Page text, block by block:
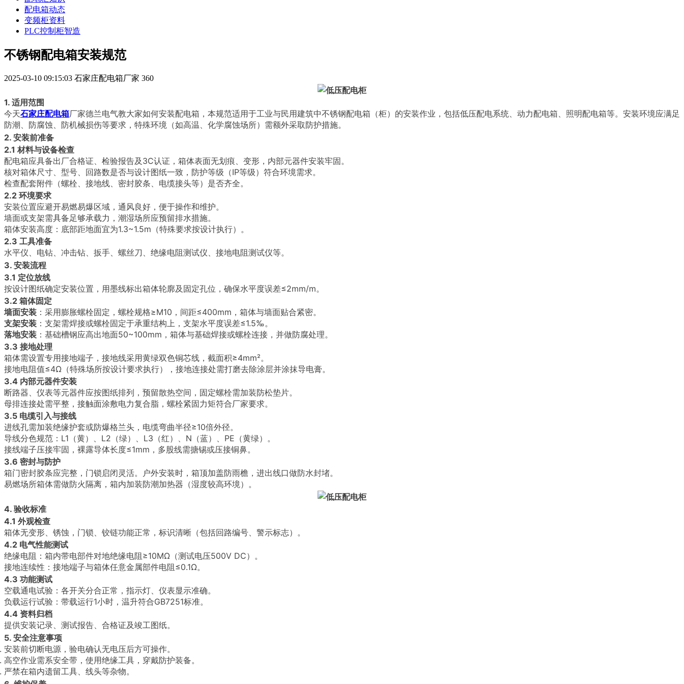
配电箱动态
变频柜资料
PLC控制柜智造
不锈钢配电箱安装规范
2025-03-10 09:15:03 石家庄配电箱厂家 360
1. 适用范围
今天石家庄配电箱厂家德兰电气教大家如何安装配电箱，本规范适用于工业与民用建筑中不锈钢配电箱（柜）的安装作业，包括低压配电系统、动力配电箱、照明配电箱等。安装环境应满足
防潮、防腐蚀、防机械损伤等要求，特殊环境（如高温、化学腐蚀场所）需额外采取防护措施。
2. 安装前准备
2.1 材料与设备检查
配电箱应具备出厂合格证、检验报告及3C认证，箱体表面无划痕、变形，内部元器件安装牢固。
核对箱体尺寸、型号、回路数是否与设计图纸一致，防护等级（IP等级）符合环境需求。
检查配套附件（螺栓、接地线、密封胶条、电缆接头等）是否齐全。
2.2 环境要求
安装位置应避开易燃易爆区域，通风良好，便于操作和维护。
墙面或支架需具备足够承载力，潮湿场所应预留排水措施。
箱体安装高度：底部距地面宜为1.3~1.5m（特殊要求按设计执行）。
2.3 工具准备
水平仪、电钻、冲击钻、扳手、螺丝刀、绝缘电阻测试仪、接地电阻测试仪等。
3. 安装流程
3.1 定位放线
按设计图纸确定安装位置，用墨线标出箱体轮廓及固定孔位，确保水平度误差≤2mm/m。
3.2 箱体固定
墙面安装 ：采用膨胀螺栓固定，螺栓规格≥M10，间距≤400mm，箱体与墙面贴合紧密。
支架安装 ：支架需焊接或螺栓固定于承重结构上，支架水平度误差≤1.5‰。
落地安装 ：基础槽钢应高出地面50~100mm，箱体与基础焊接或螺栓连接，并做防腐处理。
3.3 接地处理
箱体需设置专用接地端子，接地线采用黄绿双色铜芯线，截面积≥4mm²。
接地电阻值≤4Ω（特殊场所按设计要求执行），接地连接处需打磨去除涂层并涂抹导电膏。
3.4 内部元器件安装
断路器、仪表等元器件应按图纸排列，预留散热空间，固定螺栓需加装防松垫片。
母排连接处需平整，接触面涂敷电力复合脂，螺栓紧固力矩符合厂家要求。
3.5 电缆引入与接线
进线孔需加装绝缘护套或防爆格兰头，电缆弯曲半径≥10倍外径。
导线分色规范：L1（黄）、L2（绿）、L3（红）、N（蓝）、PE（黄绿）。
接线端子压接牢固，裸露导体长度≤1mm，多股线需搪锡或压接铜鼻。
3.6 密封与防护
箱门密封胶条应完整，门锁启闭灵活。户外安装时，箱顶加盖防雨檐，进出线口做防水封堵。
易燃场所箱体需做防火隔离，箱内加装防潮加热器（湿度较高环境）。
4. 验收标准
4.1 外观检查
箱体无变形、锈蚀，门锁、铰链功能正常，标识清晰（包括回路编号、警示标志）。
4.2 电气性能测试
绝缘电阻：箱内带电部件对地绝缘电阻≥10MΩ（测试电压500V DC）。
接地连续性：接地端子与箱体任意金属部件电阻≤0.1Ω。
4.3 功能测试
空载通电试验：各开关分合正常，指示灯、仪表显示准确。
负载运行试验：带载运行1小时，温升符合GB7251标准。
4.4 资料归档
提供安装记录、测试报告、合格证及竣工图纸。
5. 安全注意事项
安装前切断电源，验电确认无电压后方可操作。
高空作业需系安全带，使用绝缘工具，穿戴防护装备。
严禁在箱内遗留工具、线头等杂物。